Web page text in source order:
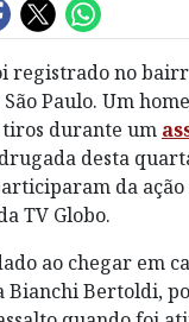
registrado no
Paulo. Um
durante um
desta
da ação
TV Globo.
ao chegar em
Bianchi Bertoldi,